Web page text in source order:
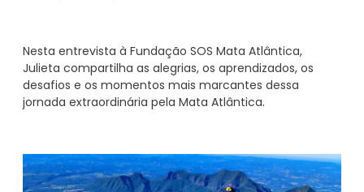
Nesta entrevista à Fundação SOS Mata Atlântica,
Julieta compartilha as alegrias, os aprendizados, os
desafios e os momentos mais marcantes dessa
jornada extraordinária pela Mata Atlântica.